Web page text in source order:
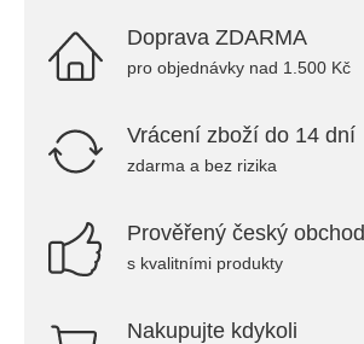
Doprava ZDARMA
pro objednávky nad 1.500 Kč
Vrácení zboží do 14 dní
zdarma a bez rizika
Prověřený český obchod
s kvalitními produkty
Nakupujte kdykoli